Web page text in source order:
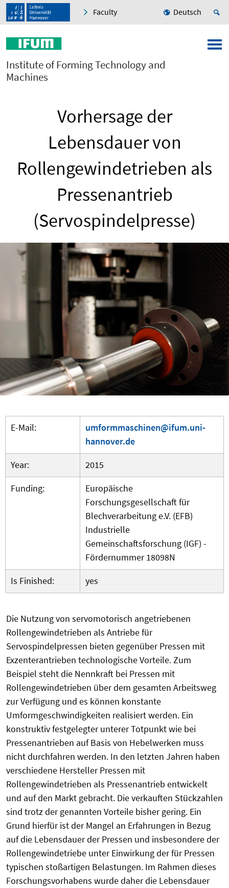
Faculty Deutsch
Institute of Forming Technology and
Machines
Vorhersage der
Lebensdauer von
Rollengewindetrieben als
Pressenantrieb
(Servospindelpresse)
E-Mail:
umformmaschinen@ifum.uni-
hannover.de
Year:
2015
Funding:
Europäische
Forschungsgesellschaft für
Blechverarbeitung e.V. (EFB)
Industrielle
Gemeinschaftsforschung (IGF) -
Fördernummer 18098N
Is Finished:
yes
Die Nutzung von servomotorisch angetriebenen
Rollengewindetrieben als Antriebe für
Servospindelpressen bieten gegenüber Pressen mit
Exzenterantrieben technologische Vorteile. Zum
Beispiel steht die Nennkraft bei Pressen mit
Rollengewindetrieben über dem gesamten Arbeitsweg
zur Verfügung und es können konstante
Umformgeschwindigkeiten realisiert werden. Ein
konstruktiv festgelegter unterer Totpunkt wie bei
Pressenantrieben auf Basis von Hebelwerken muss
nicht durchfahren werden. In den letzten Jahren haben
verschiedene Hersteller Pressen mit
Rollengewindetrieben als Pressenantrieb entwickelt
und auf den Markt gebracht. Die verkauften Stückzahlen
sind trotz der genannten Vorteile bisher gering. Ein
Grund hierfür ist der Mangel an Erfahrungen in Bezug
auf die Lebensdauer der Pressen und insbesondere der
Rollengewindetriebe unter Einwirkung der für Pressen
typischen stoßartigen Belastungen. Im Rahmen dieses
Forschungsvorhabens wurde daher die Lebensdauer